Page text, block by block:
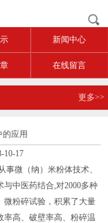
新闻中心
在线留言
更多>>
应用
10-17
微（纳）米粉体技术、
中医药结合,对2000多种
微粉碎试验，积累了大量
率高、破壁率高、粉碎温